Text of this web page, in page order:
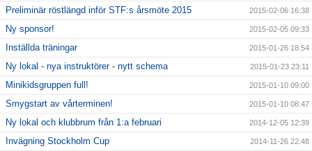
Preliminär röstlängd inför STF:s årsmöte 2015 2015-02-06 16:38
Ny sponsor! 2015-02-05 09:33
Inställda träningar 2015-01-26 18:54
Ny lokal - nya instruktörer - nytt schema 2015-01-23 23:11
Minikidsgruppen full! 2015-01-10 09:00
Smygstart av vårterminen! 2015-01-10 08:47
Ny lokal och klubbrum från 1:a februari 2014-12-05 12:39
Invägning Stockholm Cup 2014-11-26 22:48